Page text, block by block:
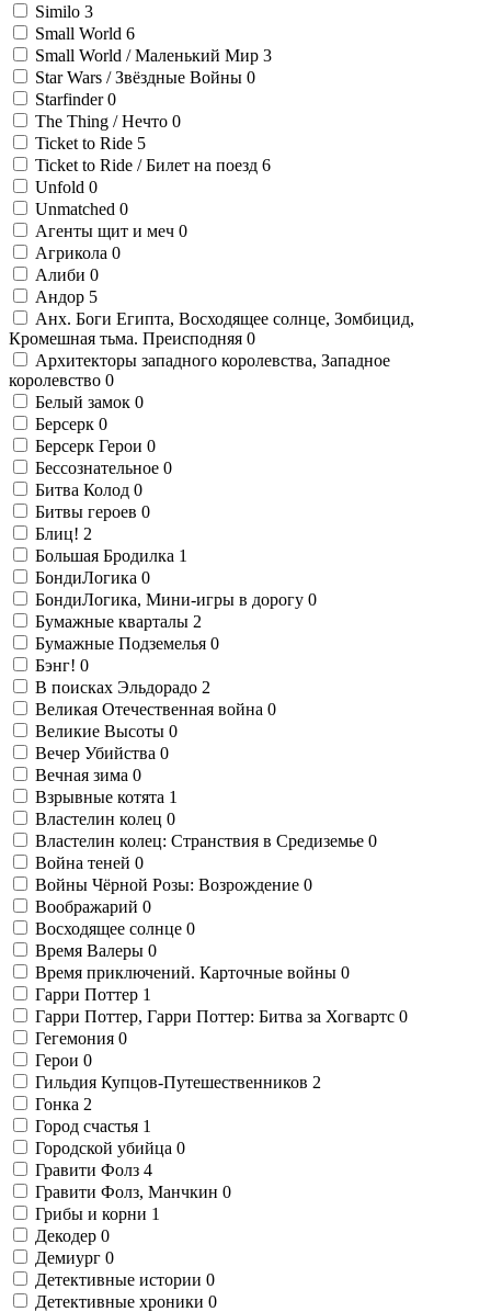
Similo 3
Small World 6
Small World / Маленький Мир 3
Star Wars / Звёздные Войны 0
Starfinder 0
The Thing / Нечто 0
Ticket to Ride 5
Ticket to Ride / Билет на поезд 6
Unfold 0
Unmatched 0
Агенты щит и меч 0
Агрикола 0
Алиби 0
Андор 5
Анх. Боги Египта, Восходящее солнце, Зомбицид,
Кромешная тьма. Преисподняя 0
Архитекторы западного королевства, Западное
королевство 0
Белый замок 0
Берсерк 0
Берсерк Герои 0
Бессознательное 0
Битва Колод 0
Битвы героев 0
Блиц! 2
Большая Бродилка 1
БондиЛогика 0
БондиЛогика, Мини-игры в дорогу 0
Бумажные кварталы 2
Бумажные Подземелья 0
Бэнг! 0
В поисках Эльдорадо 2
Великая Отечественная война 0
Великие Высоты 0
Вечер Убийства 0
Вечная зима 0
Взрывные котята 1
Властелин колец 0
Властелин колец: Странствия в Средиземье 0
Война теней 0
Войны Чёрной Розы: Возрождение 0
Воображарий 0
Восходящее солнце 0
Время Валеры 0
Время приключений. Карточные войны 0
Гарри Поттер 1
Гарри Поттер, Гарри Поттер: Битва за Хогвартс 0
Гегемония 0
Герои 0
Гильдия Купцов-Путешественников 2
Гонка 2
Город счастья 1
Городской убийца 0
Гравити Фолз 4
Гравити Фолз, Манчкин 0
Грибы и корни 1
Декодер 0
Демиург 0
Детективные истории 0
Детективные хроники 0